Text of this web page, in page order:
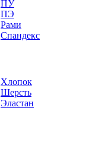
ПУ
ПЭ
Рами
Спандекс
Хлопок
Шерсть
Эластан